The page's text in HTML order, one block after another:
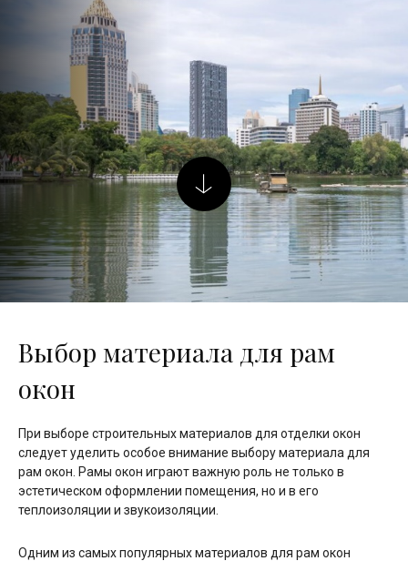
Выбор материала для рам
окон
При выборе строительных материалов для отделки окон
следует уделить особое внимание выбору материала для
рам окон. Рамы окон играют важную роль не только в
эстетическом оформлении помещения, но и в его
теплоизоляции и звукоизоляции.
Одним из самых популярных материалов для рам окон